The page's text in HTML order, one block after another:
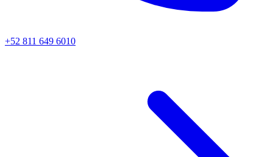
+52 811 649 6010